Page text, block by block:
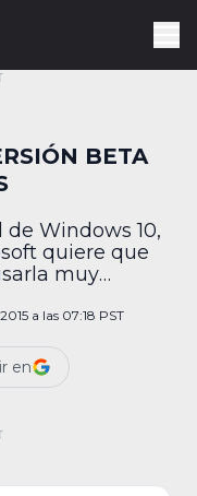
BETA
Windows 10,
quiere que
muy
para
de que la
a las 07:18 PST
en